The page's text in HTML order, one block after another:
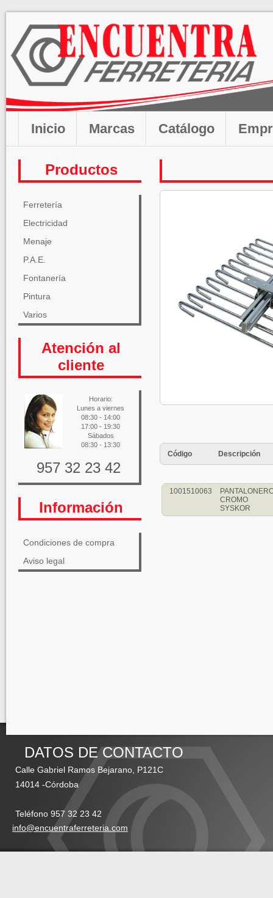
Inicio Marcas Catálogo
Productos
Ferretería
Electricidad
Menaje
P.A.E.
Fontanería
Pintura
Varios
Atención al
cliente
Horario:
Lunes a viernes
08:30 - 14:00
17:00 - 19:30
Sábados
08:30 - 13:30
957 32 23 42
Información
Condiciones de compra
Aviso legal
Código Descripción
1001510063
CROMO
SYSKOR
DATOS DE CONTACTO
Calle Gabriel Ramos Bejarano, P121C
14014 -Córdoba
Teléfono 957 32 23 42
info@encuentraferreteria.com